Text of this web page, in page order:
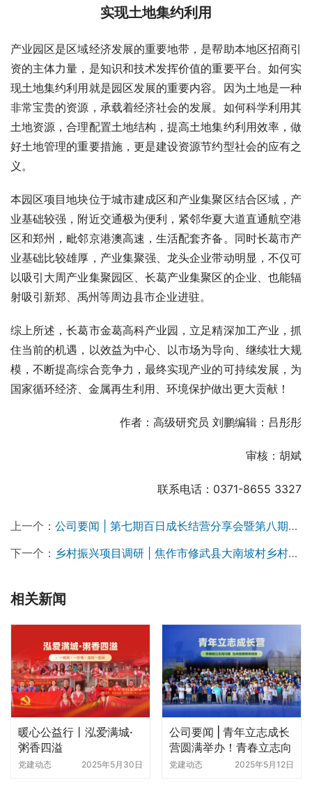
实现土地集约利用
产业园区是区域经济发展的重要地带，是帮助本地区招商引
资的主体力量，是知识和技术发挥价值的重要平台。如何实
现土地集约利用就是园区发展的重要内容。因为土地是一种
非常宝贵的资源，承载着经济社会的发展。如何科学利用其
土地资源，合理配置土地结构，提高土地集约利用效率，做
好土地管理的重要措施，更是建设资源节约型社会的应有之
义。
本园区项目地块位于城市建成区和产业集聚区结合区域，产
业基础较强，附近交通极为便利，紧邻华夏大道直通航空港
区和郑州，毗邻京港澳高速，生活配套齐备。同时长葛市产
业基础比较雄厚，产业集聚强、龙头企业带动明显，不仅可
以吸引大周产业集聚园区、长葛产业集聚区的企业、也能辐
射吸引新郑、禹州等周边县市企业进驻。
综上所述，长葛市金葛高科产业园，立足精深加工产业，抓
住当前的机遇，以效益为中心、以市场为导向、继续壮大规
模，不断提高综合竞争力，最终实现产业的可持续发展，为
国家循环经济、金属再生利用、环境保护做出更大贡献！
作者：高级研究员 刘鹏编辑：吕彤彤
审核：胡斌
联系电话：0371-8655 3327
上一个： 公司要闻 | 第七期百日成长结营分享会暨第八期百日成长开营
下一个： 乡村振兴项目调研 | 焦作市修武县大南坡村乡村美学振兴
相关新闻
暖心公益行丨泓爱满城·
粥香四溢
党建动态 2025年5月30日
公司要闻 | 青年立志成长
营圆满举办！青春立志向
感恩伴成长
党建动态 2025年5月12日